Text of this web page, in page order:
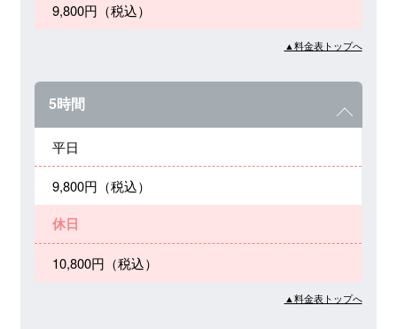
9,800円（税込）
▲料金表トップへ
5時間
平日
9,800円（税込）
休日
10,800円（税込）
▲料金表トップへ